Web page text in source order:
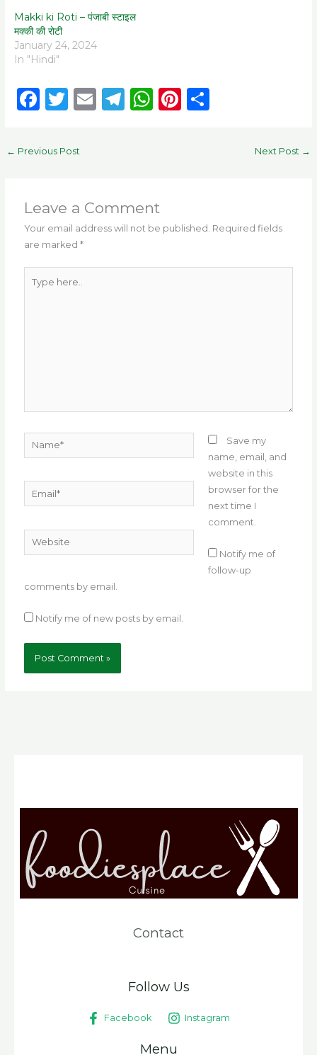
Makki ki Roti – पंजाबी स्टाइल
मक्की की रोटी
January 24, 2024
In "Hindi"
F
c
o
o
k
T
it
E T
m
W
p
p
Pi S
← Previous Post Next Post →
Leave a Comment
Your email address will not be published. Required fields
are marked*
here..
Name*
Email*
Website
Save my
name, email, and
website in this
browser for the
next time I
comment.
Notify me of
follow-up
comments by email.
Notify me of new posts by email.
Contact
Follow Us
Facebook Instagram
Menu